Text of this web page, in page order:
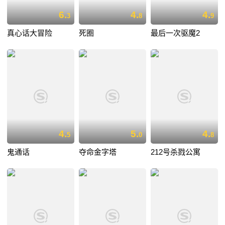
6.3
真心话大冒险
4.8
死圈
4.9
最后一次驱魔2
4.5
鬼通话
5.0
夺命金字塔
4.8
212号杀戮公寓